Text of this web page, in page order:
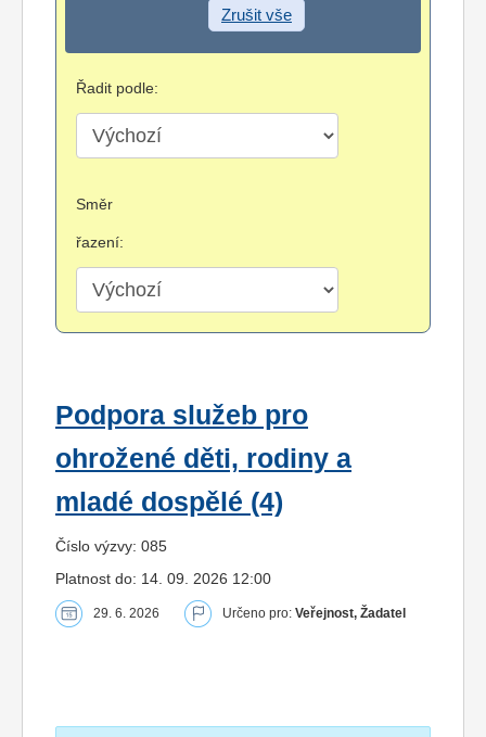
Zrušit vše
Řadit podle:
Směr
řazení:
Podpora služeb pro
ohrožené děti, rodiny a
mladé dospělé (4)
Číslo výzvy: 085
Platnost do: 14. 09. 2026 12:00
29. 6. 2026 Určeno pro: Veřejnost, Žadatel